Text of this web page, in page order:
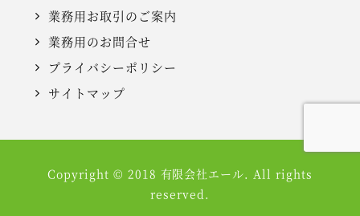
業務用お取引のご案内
業務用のお問合せ
プライバシーポリシー
サイトマップ
Copyright © 2018 有限会社エール. All rights
reserved.